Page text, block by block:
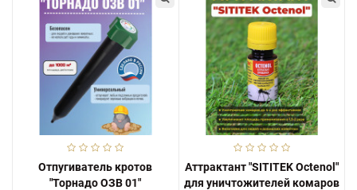
Отпугиватель кротов
"Торнадо ОЗВ 01"
Аттрактант "SITITEK Octenol"
для уничтожителей комаров